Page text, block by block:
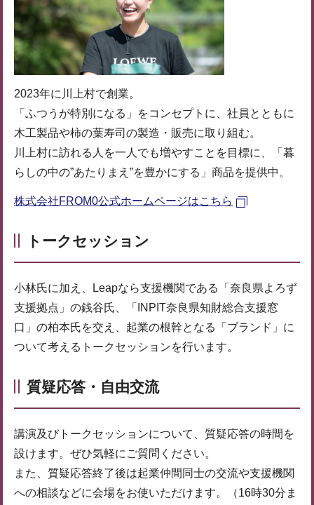
2023年に川上村で創業。
「ふつうが特別になる」をコンセプトに、社員とともに
木工製品や柿の葉寿司の製造・販売に取り組む。
川上村に訪れる人を一人でも増やすことを目標に、「暮
らしの中の”あたりまえ”を豊かにする」商品を提供中。
株式会社FROM0公式ホームページはこちら
トークセッション
小林氏に加え、Leapなら支援機関である「奈良県よろず
支援拠点」の銭谷氏、「INPIT奈良県知財総合支援窓
口」の柏本氏を交え、起業の根幹となる「ブランド」に
ついて考えるトークセッションを行います。
質疑応答・自由交流
講演及びトークセッションについて、質疑応答の時間を
設けます。ぜひ気軽にご質問ください。
また、質疑応答終了後は起業仲間同士の交流や支援機関
への相談などに会場をお使いただけます。（16時30分ま